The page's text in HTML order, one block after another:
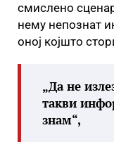
смислено
нему непознат
оној којшто
„Да не
такви
знам“,